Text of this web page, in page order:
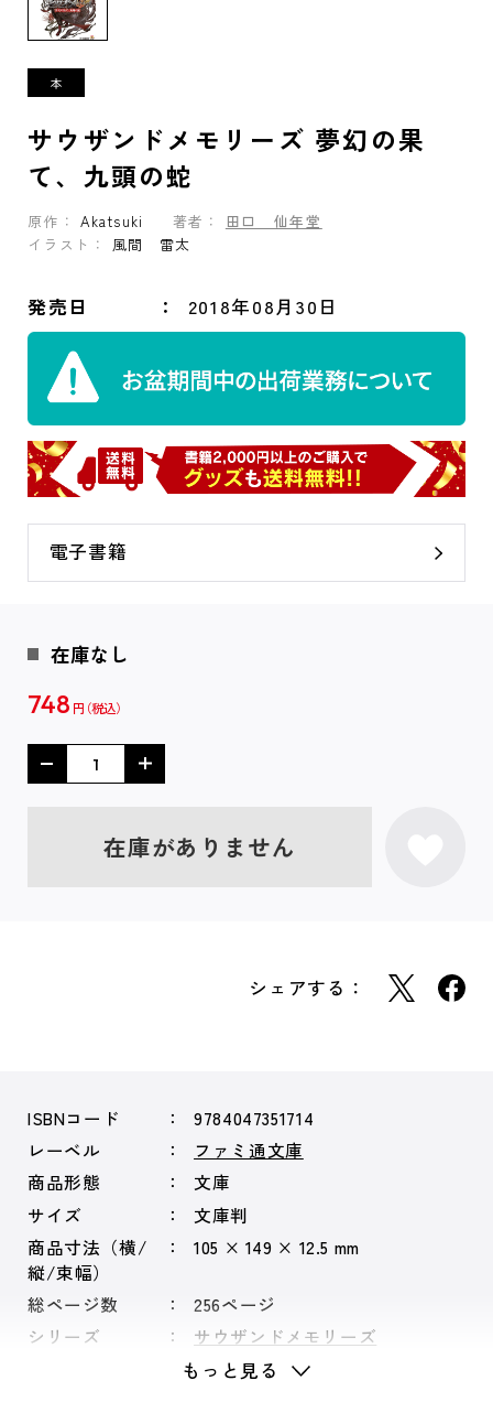
サウザンドメモリーズ 夢幻の果
て、九頭の蛇
原作： Akatsuki 著者：
田口 仙年堂
イラスト：
風間 雷太
発売日 2018年08月30日
電子書籍
在庫なし
748 円
在庫がありません
シェアする：
ISBNコード
9784047351714
レーベル
ファミ通文庫
商品形態
文庫
サイズ
文庫判
商品寸法（横/
縦/束幅）
105 × 149 × 12.5 mm
総ページ数
256ページ
シリーズ
サウザンドメモリーズ
もっと見る